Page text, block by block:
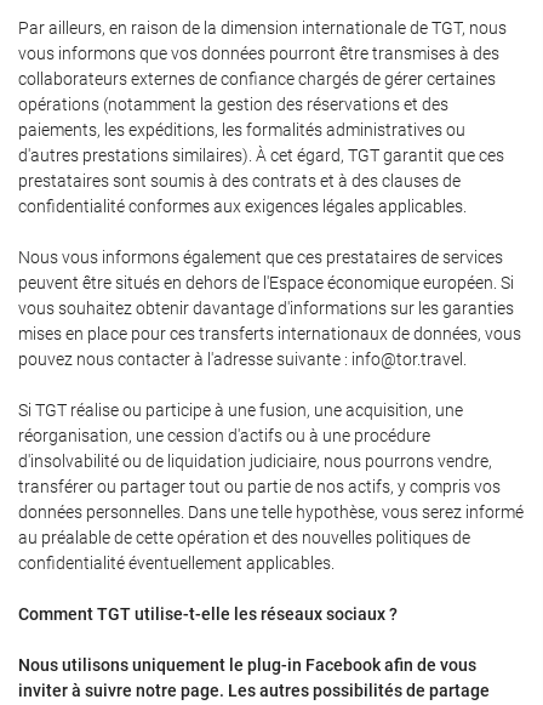
Par ailleurs, en raison de la dimension internationale de TGT, nous
vous informons que vos données pourront être transmises à des
collaborateurs externes de confiance chargés de gérer certaines
opérations (notamment la gestion des réservations et des
paiements, les expéditions, les formalités administratives ou
d'autres prestations similaires). À cet égard, TGT garantit que ces
prestataires sont soumis à des contrats et à des clauses de
confidentialité conformes aux exigences légales applicables.
Nous vous informons également que ces prestataires de services
peuvent être situés en dehors de l'Espace économique européen. Si
vous souhaitez obtenir davantage d'informations sur les garanties
mises en place pour ces transferts internationaux de données, vous
pouvez nous contacter à l'adresse suivante : info@tor.travel.
Si TGT réalise ou participe à une fusion, une acquisition, une
réorganisation, une cession d'actifs ou à une procédure
d'insolvabilité ou de liquidation judiciaire, nous pourrons vendre,
transférer ou partager tout ou partie de nos actifs, y compris vos
données personnelles. Dans une telle hypothèse, vous serez informé
au préalable de cette opération et des nouvelles politiques de
confidentialité éventuellement applicables.
Comment TGT utilise-t-elle les réseaux sociaux ?
Nous utilisons uniquement le plug-in Facebook afin de vous
inviter à suivre notre page. Les autres possibilités de partage